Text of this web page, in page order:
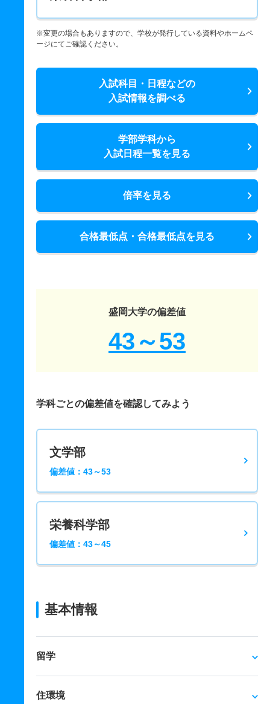
※変更の場合もありますので、学校が発行している資料やホームペ
ージにてご確認ください。
入試科目・日程などの
入試情報を調べる
学部学科から
入試日程一覧を見る
倍率を見る
合格最低点・合格最低点を見る
盛岡大学の偏差値
43～53
学科ごとの偏差値を確認してみよう
文学部
偏差値：43～53
栄養科学部
偏差値：43～45
基本情報
留学
住環境